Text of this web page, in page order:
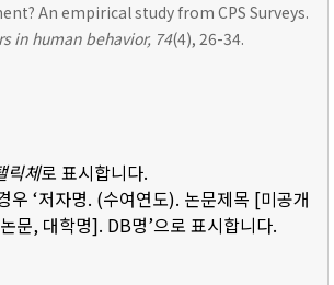
An empirical study from CPS Surveys.
in human behavior, 74(4), 26-34.
릭체로 표시합니다.
우 ‘저자명. (수여연도). 논문제목 [미공개
문, 대학명]. DB명’으로 표시합니다.